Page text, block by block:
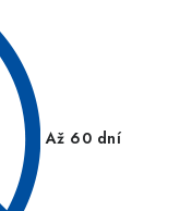
Až 60 dní